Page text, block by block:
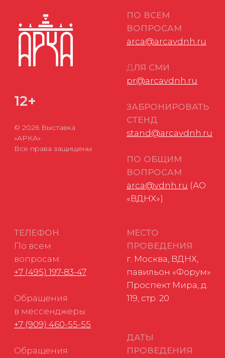
Разработано